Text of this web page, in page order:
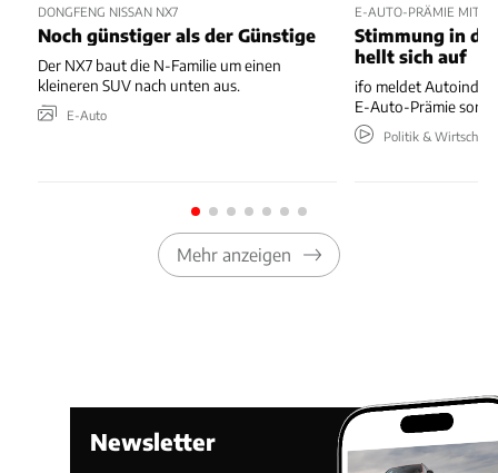
DONGFENG NISSAN NX7
Noch günstiger als der Günstige
Der NX7 baut die N-Familie um einen
kleineren SUV nach unten aus.
E-Auto
E-AUTO-PRÄMIE MIT
Stimmung in
hellt sich auf
ifo meldet
E-Auto-Prämie
Politik & Wirtschaft
Mehr anzeigen
Newsletter